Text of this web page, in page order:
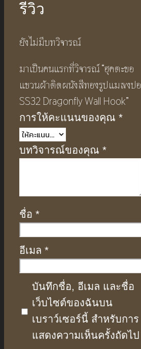
รีวิว
ยังไม่มีบทวิจารณ์
มาเป็นคนแรกที่วิจารณ์ “ฮุคตะขอ
แขวนผ้าติดผนังสีทองรูปแมลงปอ
SS32 Dragonfly Wall Hook”
การให้คะแนนของคุณ *
บทวิจารณ์ของคุณ *
ชื่อ *
อีเมล *
บันทึกชื่อ, อีเมล และชื่อ
เว็บไซต์ของฉันบน
เบราว์เซอร์นี้ สำหรับการ
แสดงความเห็นครั้งถัดไป